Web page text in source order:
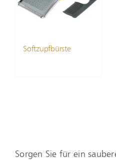
Softzupfbürste
Sorgen Sie für ein